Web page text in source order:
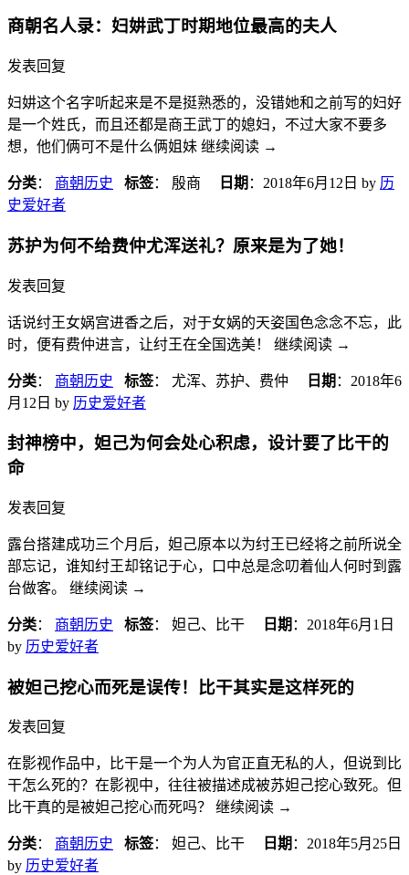
商朝名人录：妇妌​武丁​时期地位最高的夫人
发表回复
妇妌这个名字听起来是不是挺熟悉的，没错她和之前写的妇好
是一个姓氏，而且还都是商王武丁的媳妇，不过大家不要多
想，他们俩可不是什么俩姐妹 继续阅读 →
分类： 商朝历史 标签： 殷商 日期 ： 2018年6月12日 by 历
史爱好者
苏护为何不给​费仲​尤浑送礼？原来是为了她！
发表回复
话说纣王女娲宫进香之后，对于女娲的天姿国色念念不忘，此
时，便有费仲进言，让纣王在全国选美！ 继续阅读 →
分类： 商朝历史 标签： 尤浑、苏护、费仲 日期 ： 2018年6
月12日 by 历史爱好者
封神榜中，妲己为何会处心积虑，设计要了​比干​的
命
发表回复
露台搭建成功三个月后，妲己原本以为纣王已经将之前所说全
部忘记，谁知纣王却铭记于心，口中总是念叨着仙人何时到露
台做客。 继续阅读 →
分类： 商朝历史 标签： 妲己、比干 日期 ： 2018年6月1日
by 历史爱好者
被妲己挖心而死是误传！​比干​其实是这样死的
发表回复
在影视作品中，比干是一个为人为官正直无私的人，但说到比
干怎么死的？在影视中，往往被描述成被苏妲己挖心致死。但
比干真的是被妲己挖心而死吗？ 继续阅读 →
分类： 商朝历史 标签： 妲己、比干 日期 ： 2018年5月25日
by 历史爱好者